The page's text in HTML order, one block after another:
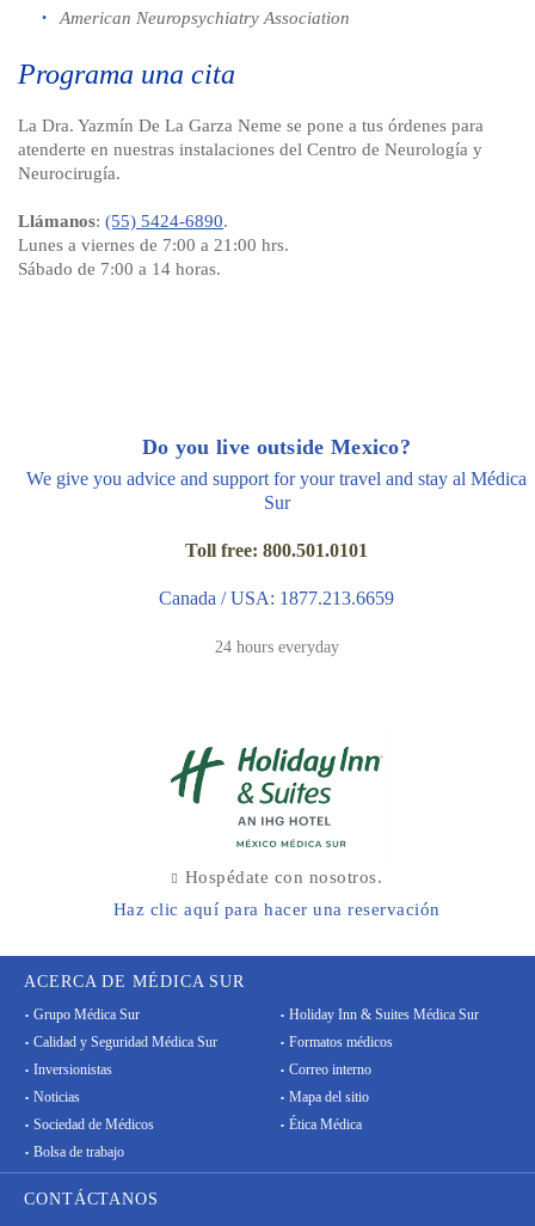
American Neuropsychiatry Association
Programa una cita
La Dra. Yazmín De La Garza Neme se pone a tus órdenes para
atenderte en nuestras instalaciones del Centro de Neurología y
Neurocirugía.
Llámanos: (55) 5424-6890.
Lunes a viernes de 7:00 a 21:00 hrs.
Sábado de 7:00 a 14 horas.
Do you live outside Mexico?
We give you advice and support for your travel and stay al Médica
Sur
Toll free: 800.501.0101
Canada / USA: 1877.213.6659
24 hours everyday
Hospédate con nosotros.
Haz clic aquí para hacer una reservación
ACERCA DE MÉDICA SUR
Grupo Médica Sur
Calidad y Seguridad Médica Sur
Inversionistas
Noticias
Sociedad de Médicos
Bolsa de trabajo
Holiday Inn & Suites Médica Sur
Formatos médicos
Correo interno
Mapa del sitio
Ética Médica
CONTÁCTANOS